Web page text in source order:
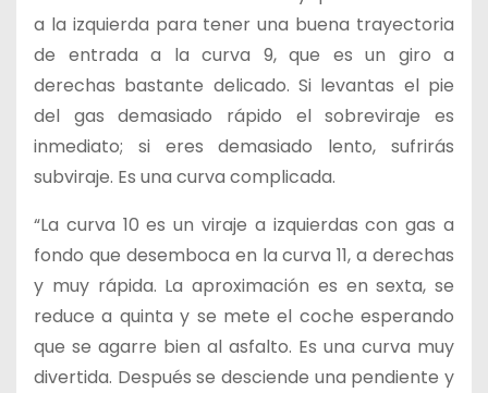
a la izquierda para tener una buena trayectoria
de entrada a la curva 9, que es un giro a
derechas bastante delicado. Si levantas el pie
del gas demasiado rápido el sobreviraje es
inmediato; si eres demasiado lento, sufrirás
subviraje. Es una curva complicada.
“La curva 10 es un viraje a izquierdas con gas a
fondo que desemboca en la curva 11, a derechas
y muy rápida. La aproximación es en sexta, se
reduce a quinta y se mete el coche esperando
que se agarre bien al asfalto. Es una curva muy
divertida. Después se desciende una pendiente y